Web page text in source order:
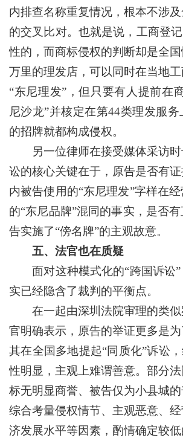
内排查名称重复情况，根本不涉
的交叉比对。也就是说，工商登
性的，而商标侵权的判断却是全
万里的理发店，可以同时在当地
“东尼理发”，但只要有人提前在
尼沙龙”并核定在第44类理发服
的招牌就都构成侵权。
另一位律师在接受媒体采访时
讼的核心关键在于，原告是否有
内被告使用的“东尼理发”字样在
的“东尼品牌”混同的事实，是否
告实施了“傍名牌”的主观故意。
五、法官也在质疑
面对这种模式化的“跨国诉讼”
实已经隐含了裁判的平衡点。
在一起由深圳法院审理的类似
官明确表示，原告的举证更多是为
其在全国多地提起“同质化”诉讼
性明显，主观上难谓善意。部分
标无明显商誉、被告仅为小县城的
综合考量侵权情节、主观恶意、
济发展水平等因素，酌情确定较